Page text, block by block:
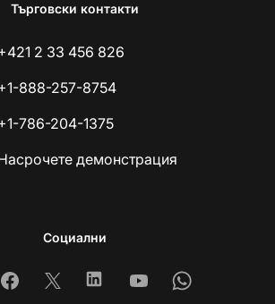
Търговски контакти
2 33 456 826
888-257-8754
786-204-1375
демонстрация
Социални
Facebook
X LinkedinYoutubeWhatsapp